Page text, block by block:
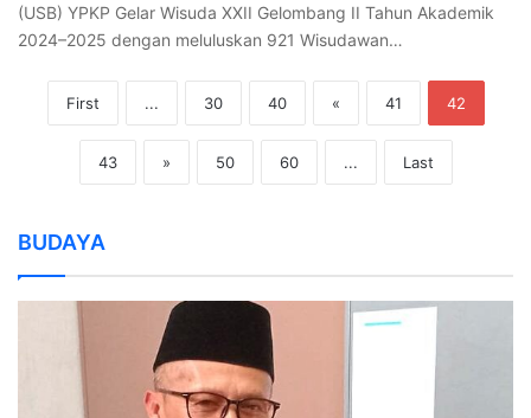
(USB) YPKP Gelar Wisuda XXII Gelombang II Tahun Akademik
2024–2025 dengan meluluskan 921 Wisudawan…
First ... 30 40 « 41 42
43 » 50 60 ... Last
BUDAYA